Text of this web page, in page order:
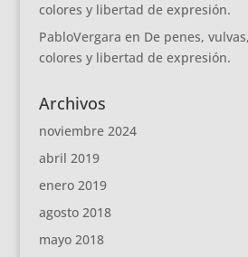
colores y libertad de expresión.
PabloVergara en De penes,
colores y libertad de expresión.
Archivos
noviembre 2024
abril 2019
enero 2019
agosto 2018
mayo 2018